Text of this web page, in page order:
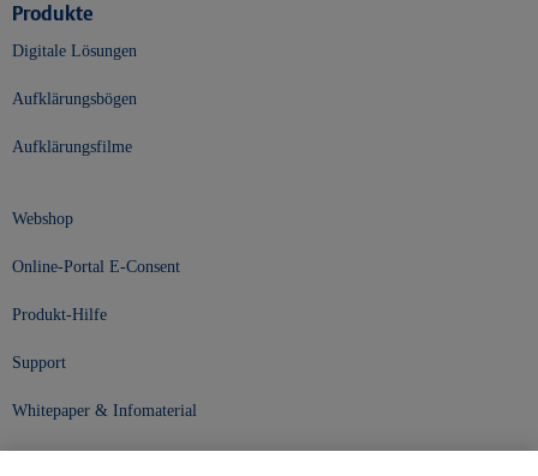
Produkte
Digitale Lösungen
Aufklärungsbögen
Aufklärungsfilme
Webshop
Online-Portal E-Consent
Produkt-Hilfe
Support
Whitepaper & Infomaterial